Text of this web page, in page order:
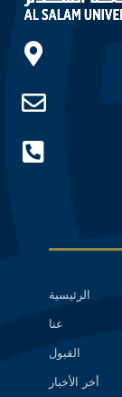
الرئيسية
عنا
القبول
أخر الأخبار